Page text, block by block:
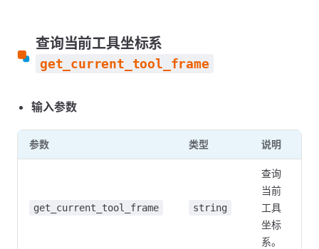
查询当前工具坐标系
get_current_tool_frame
输入参数
参数 类型 说明
get_current_tool_frame string
查询
当前
工具
坐标
系。